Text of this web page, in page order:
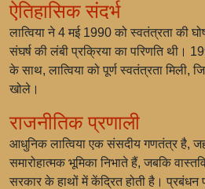
ऐतिहासिक संदर्भ
लात्विया ने 4 मई 1990 को स्वतंत्रता की
संघर्ष की लंबी प्रक्रिया का परिणति थी।
के साथ, लात्विया को पूर्ण स्वतंत्रता मिली,
खोले।
राजनीतिक प्रणाली
आधुनिक लात्विया एक संसदीय गणतंत्र है,
समारोहात्मक भूमिका निभाते हैं, जबकि
सरकार के हाथों में केंद्रित होती है।